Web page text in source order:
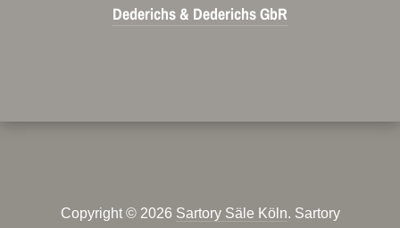
Dederichs & Dederichs GbR
Copyright © 2026 Sartory Säle Köln. Sartory